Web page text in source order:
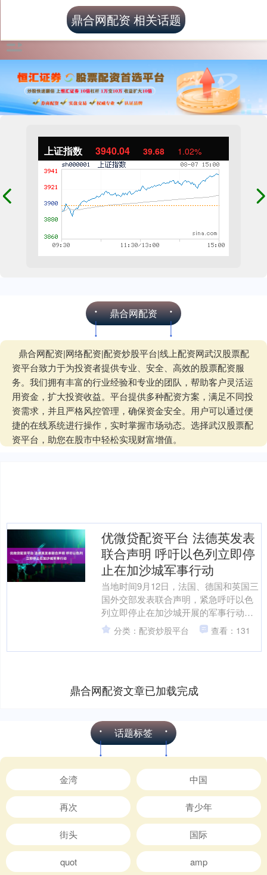
上证指数 3940.04 39.68 1.02%
鼎合网配资
鼎合网配资|网络配资|配资炒股平台|线上配资网武汉股票配
资平台致力于为投资者提供专业、安全、高效的股票配资服
务。我们拥有丰富的行业经验和专业的团队，帮助客户灵活运
用资金，扩大投资收益。平台提供多种配资方案，满足不同投
资需求，并且严格风控管理，确保资金安全。用户可以通过便
捷的在线系统进行操作，实时掌握市场动态。选择武汉股票配
资平台，助您在股市中轻松实现财富增值。
鼎合网配资 相关话题
优微贷配资平台 法德英发表
联合声明 呼吁以色列立即停
止在加沙城军事行动
当地时间9月12日，法国、德国和英国三
国外交部发表联合声明，紧急呼吁以色
列立即停止在加沙城开展的军事行动。
声明写道：“我们紧急呼吁立即停止在加
沙城的军事行动，....
分类：配资炒股平台 查看：131
鼎合网配资文章已加载完成
话题标签
金湾 中国
再次 青少年
街头 国际
quot amp